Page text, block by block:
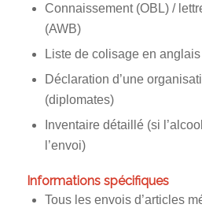
Connaissement (OBL) /
(AWB)
Liste de colisage en anglais
Déclaration d’une
(diplomates)
Inventaire détaillé (si
l’envoi)
Informations spécifiques
Tous les envois d’articles